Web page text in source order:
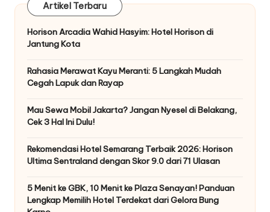
Artikel Terbaru
Horison Arcadia Wahid Hasyim: Hotel Horison di
Jantung Kota
Rahasia Merawat Kayu Meranti: 5 Langkah Mudah
Cegah Lapuk dan Rayap
Mau Sewa Mobil Jakarta? Jangan Nyesel di Belakang,
Cek 3 Hal Ini Dulu!
Rekomendasi Hotel Semarang Terbaik 2026: Horison
Ultima Sentraland dengan Skor 9.0 dari 71 Ulasan
5 Menit ke GBK, 10 Menit ke Plaza Senayan! Panduan
Lengkap Memilih Hotel Terdekat dari Gelora Bung